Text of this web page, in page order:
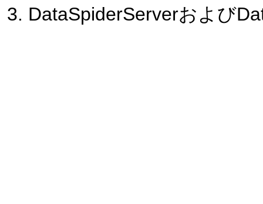
DataSpiderServerおよび